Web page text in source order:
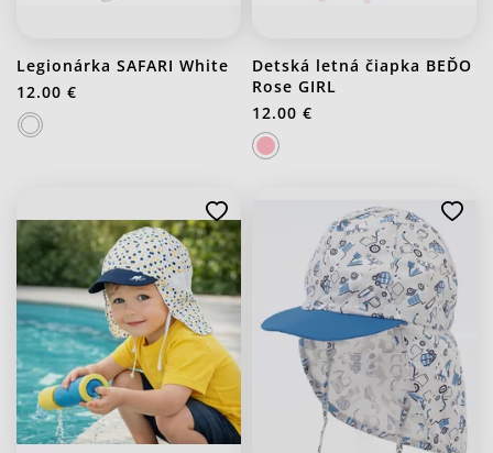
Legionárka SAFARI White
12.00 €
Detská letná čiapka BEĎO
Rose GIRL
12.00 €